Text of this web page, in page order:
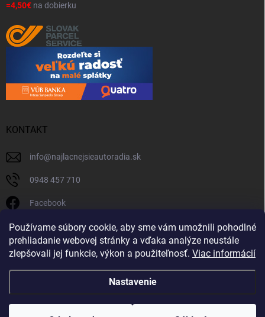
Používame súbory cookie, aby sme vám umožnili pohodlné
prehliadanie webovej stránky a vďaka analýze neustále
zlepšovali jej funkcie, výkon a použiteľnosť. Viac informácií
Nastavenie
=4,50€ na dobierku
KONTAKT
info@najlacnejsieautoradia.sk
0948 457 710
Facebook
najlacnejsieautoradia.sk
Youtube
Copyright 2026Najlacnejsieautoradia.sk. Všetky práva vyhradené.Upraviť